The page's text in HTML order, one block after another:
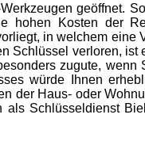
geöffnet.
hohen Kosten der
in welchem eine
Schlüssel verloren, ist
zugute, wenn
würde Ihnen
der Haus- oder
als Schlüsseldienst